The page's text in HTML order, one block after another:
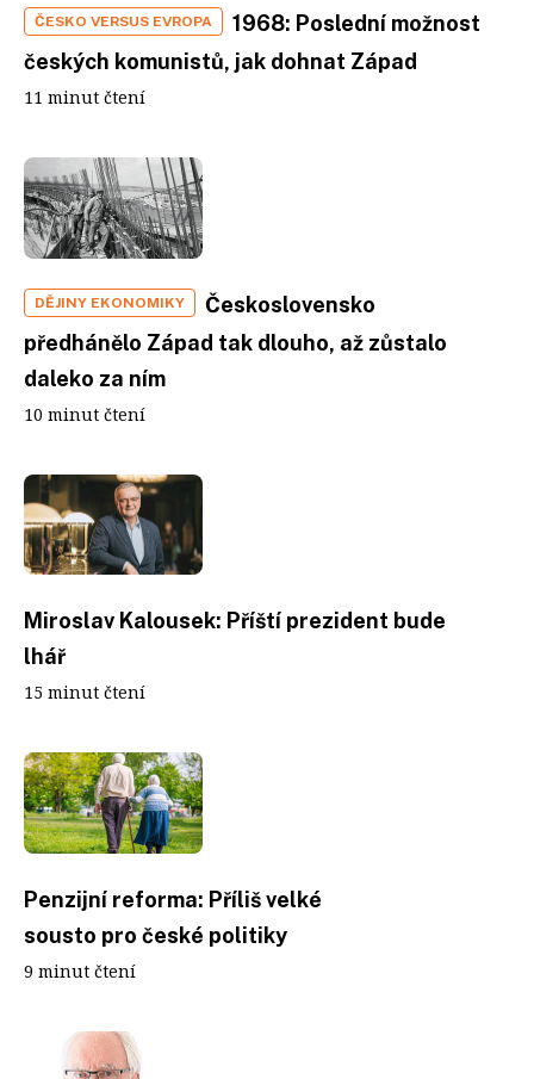
ČESKO VERSUS EVROPA
1968: Poslední možnost
českých komunistů, jak dohnat Západ
11 minut čtení
DĚJINY EKONOMIKY
Československo
předhánělo Západ tak dlouho, až zůstalo
daleko za ním
10 minut čtení
Miroslav Kalousek: Příští prezident bude
lhář
15 minut čtení
Penzijní reforma: Příliš velké
sousto pro české politiky
9 minut čtení